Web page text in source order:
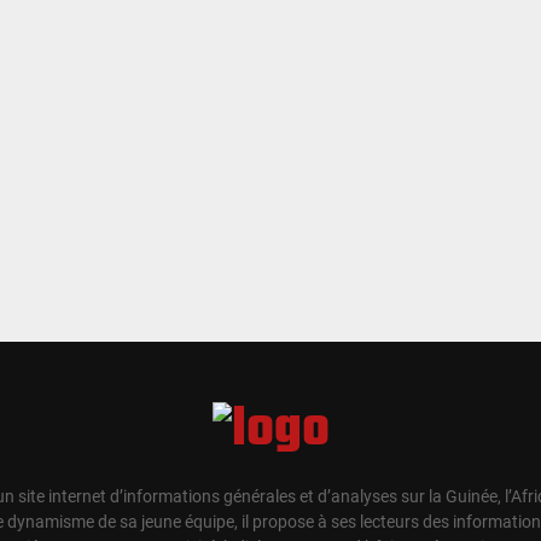
site internet d’informations générales et d’analyses sur la Guinée,
dynamisme de sa jeune équipe, il propose à ses lecteurs des